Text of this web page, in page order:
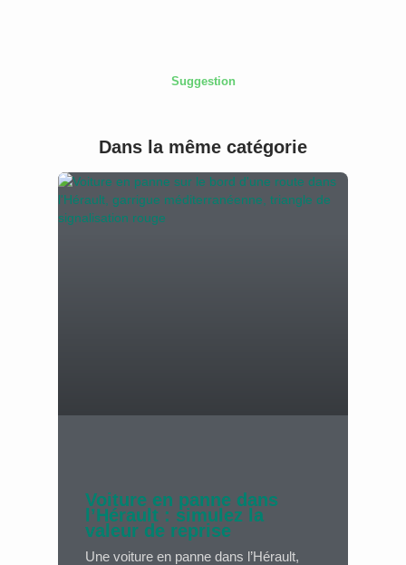
Suggestion
Dans la même catégorie
Voiture en panne dans
l’Hérault : simulez la
valeur de reprise
Une voiture en panne dans l’Hérault,